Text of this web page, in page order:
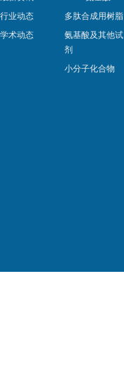
行业动态
学术动态
多肽合成用树脂
氨基酸及其他试
剂
小分子化合物